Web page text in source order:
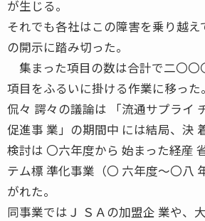
が生じる。
それでも各社はこの障害を乗り越え
の開示に踏み切った。
集まった項目の数は合計で二〇〇
項目をふるいに掛ける作業に移った。
侃々 諤々の議論は 「流通サプライ
促進事 業」の期間中 には結局、決
検討は 〇六年度から 始まった経産
テム標 準化事業（〇 六年度〜〇八
がれた。
同事業ではＪ ＳＡの加盟企 業や、